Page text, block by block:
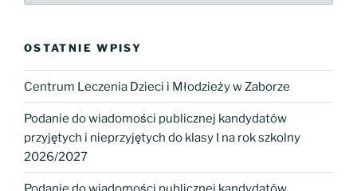
OSTATNIE WPISY
Centrum Leczenia Dzieci i Młodzieży w Zaborze
Podanie do wiadomości publicznej kandydatów
przyjętych i nieprzyjętych do klasy I na rok szkolny
2026/2027